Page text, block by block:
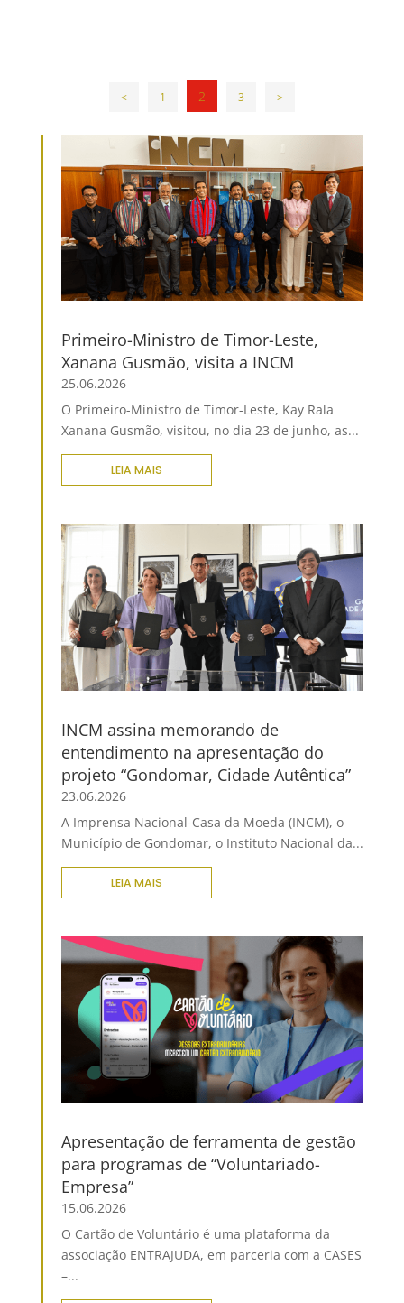
< 1 2 3 >
Primeiro-Ministro de Timor-Leste,
Xanana Gusmão, visita a INCM
25.06.2026
O Primeiro-Ministro de Timor-Leste, Kay Rala
Xanana Gusmão, visitou, no dia 23 de junho, as...
LEIA MAIS
INCM assina memorando de
entendimento na apresentação do
projeto “Gondomar, Cidade Autêntica”
23.06.2026
A Imprensa Nacional-Casa da Moeda (INCM), o
Município de Gondomar, o Instituto Nacional da...
LEIA MAIS
Apresentação de ferramenta de gestão
para programas de “Voluntariado-
Empresa”
15.06.2026
O Cartão de Voluntário é uma plataforma da
associação ENTRAJUDA, em parceria com a CASES
–...